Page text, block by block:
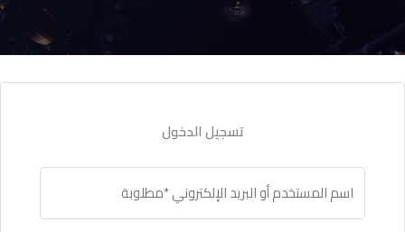
تسجيل الدخول